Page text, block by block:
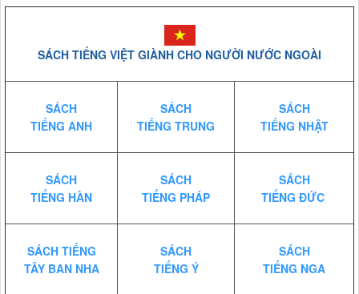
SÁCH TIẾNG VIỆT GIÀNH CHO NGƯỜI NƯỚC NGOÀI
SÁCH
TIẾNG ANH
SÁCH
TIẾNG TRUNG
SÁCH
TIẾNG NHẬT
SÁCH
TIẾNG HÀN
SÁCH
TIẾNG PHÁP
SÁCH
TIẾNG ĐỨC
SÁCH TIẾNG
TÂY BAN NHA
SÁCH
TIẾNG Ý
SÁCH
TIẾNG NGA